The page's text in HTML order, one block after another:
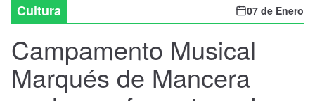
Deportes
Economía
Entrevistas
Cultura 07 de Enero
Campamento Musical
Marqués de Mancera